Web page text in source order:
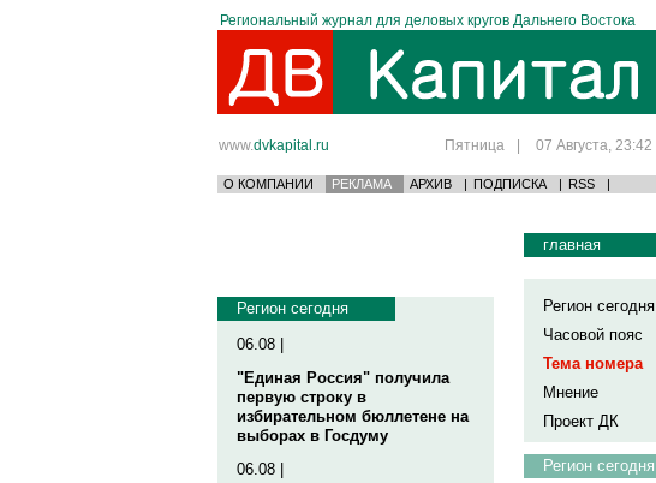
Региональный журнал для деловых кругов Дальнего Востока
www.dvkapital.ru Пятница | 07 Августа, 23:42
О КОМПАНИИ РЕКЛАМА АРХИВ | ПОДПИСКА | RSS |
Регион сегодня
06.08 |
"Единая Россия" получила
первую строку в
избирательном бюллетене на
выборах в Госдуму
06.08 |
главная
Регион сегодня
Часовой пояс
Тема номера
Мнение
Проект ДК
Регион сегодня